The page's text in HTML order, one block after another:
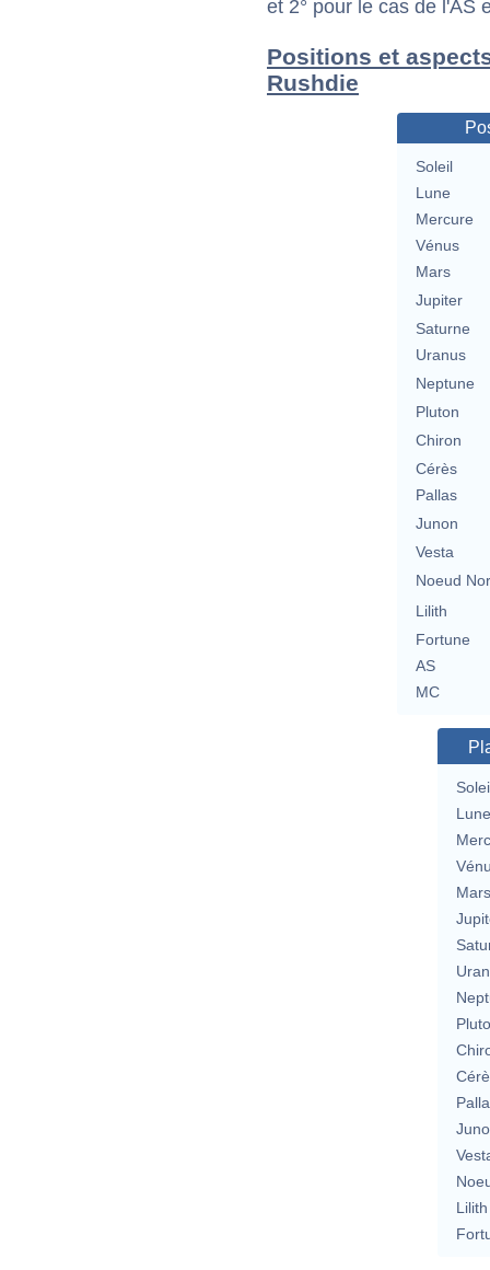
et 2° pour le cas de l'AS
Positions et
Rushdie
Soleil
Lune
Mercure
Vénus
Mars
Jupiter
Saturne
Uranus
Neptune
Pluton
Chiron
Cérès
Pallas
Junon
Vesta
Noeud
Lilith
Fortune
AS
MC
Lune
Mars
Lilith